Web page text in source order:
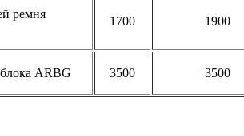
ремня
1700 1900
ARBG 3500 3500